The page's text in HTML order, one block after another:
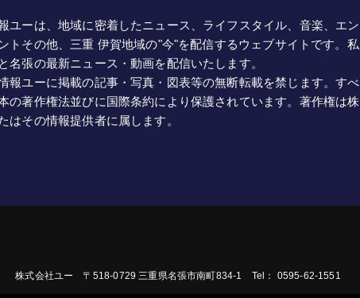
ユーは、地域に密着したニュース、ライフスタイル、音楽、エン
トその他、三重 伊賀地域の"今"を配信するウェブサイトです。私
名張の最新ニュース・動画を配信いたします。
報ユーに掲載の記事・写真・図表等の無断転載を禁じます。すべ
の著作権法並びに国際条約により保護されています。著作権は株
はその情報提供者に属します。
株式会社ユー 〒518-0729 三重県名張市南町834-1 Tel： 0595-62-1551